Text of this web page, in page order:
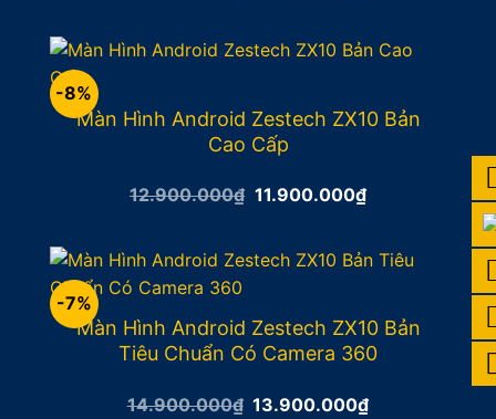
9.900.000₫.là:
8.900.000₫.
-8%
Màn Hình Android Zestech ZX10 Bản
Cao Cấp
12.900.000₫ Giá
12.900.000₫.
11.900.000₫Giá
hiện
11.900.000₫.
-7%
Màn Hình Android Zestech ZX10 Bản
Tiêu Chuẩn Có Camera 360
14.900.000₫ Giá
13.900.000₫Giá